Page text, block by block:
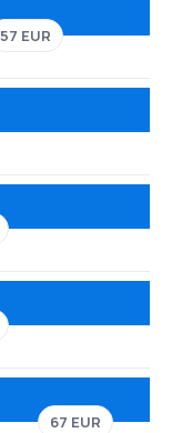
57 EUR
67 EUR